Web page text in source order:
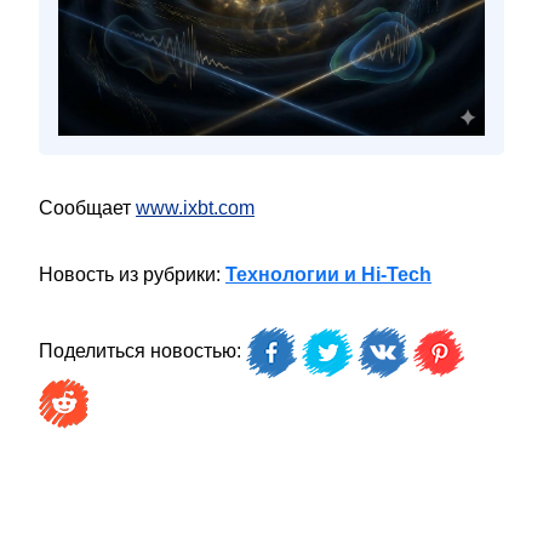
Сообщает www.ixbt.com
Новость из рубрики: Технологии и Hi-Tech
Поделиться новостью: